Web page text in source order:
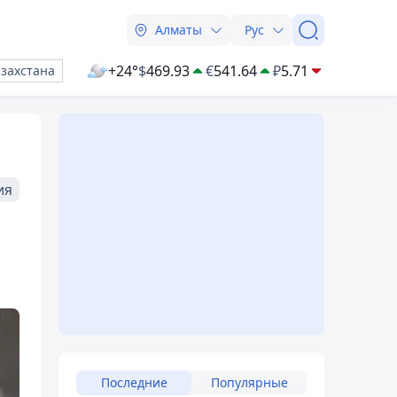
Алматы Рус
+24°$469.93 €541.64 ₽5.71
Последние Популярные